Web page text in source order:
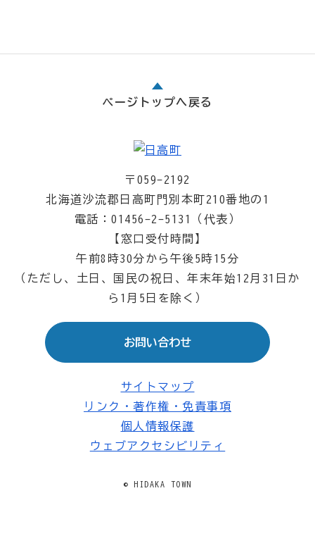
ページトップへ戻る
〒059-2192
北海道沙流郡日高町門別本町210番地の1
電話：01456-2-5131（代表）
【窓口受付時間】
午前8時30分から午後5時15分
（ただし、土日、国民の祝日、年末年始12月31日か
ら1月5日を除く）
お問い合わせ
サイトマップ
リンク・著作権・免責事項
個人情報保護
ウェブアクセシビリティ
© HIDAKA TOWN